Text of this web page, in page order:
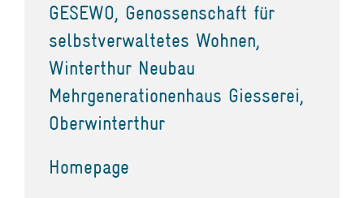
GESEWO, Genossenschaft für
selbstverwaltetes Wohnen,
Winterthur Neubau
Mehrgenerationenhaus Giesserei,
Oberwinterthur
Homepage